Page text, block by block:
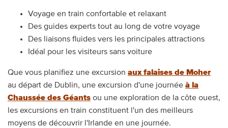
Voyage en train confortable et relaxant
Des guides experts tout au long de votre voyage
Des liaisons fluides vers les principales attractions
Idéal pour les visiteurs sans voiture
Que vous planifiez une excursion aux falaises de Moher
au départ de Dublin, une excursion d'une journée à la
Chaussée des Géants ou une exploration de la côte ouest,
les excursions en train constituent l'un des meilleurs
moyens de découvrir l'Irlande en une journée.